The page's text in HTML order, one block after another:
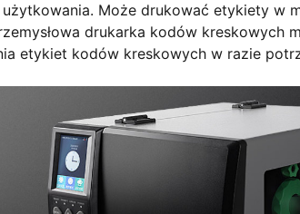
Może drukować etykiety w
drukarka kodów kreskowych
etykiet kodów kreskowych w razie